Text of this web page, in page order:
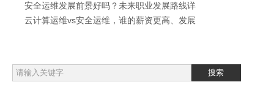
的认知误区
安全运维发展前景好吗？未来职业发展路线详
解
云计算运维vs安全运维，谁的薪资更高、发展